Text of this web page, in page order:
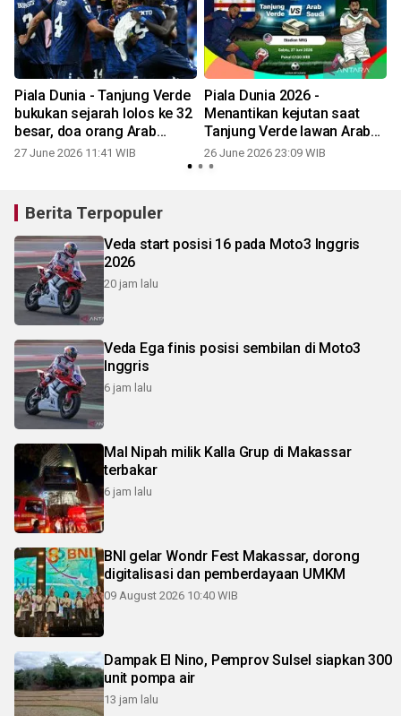
Piala Dunia - Tanjung Verde
bukukan sejarah lolos ke 32
besar, doa orang Arab
belum terkabul
27 June 2026 11:41 WIB
Piala Dunia 2026 -
Menantikan kejutan saat
Tanjung Verde lawan Arab
Saudi
26 June 2026 23:09 WIB
Berita Terpopuler
Veda start posisi 16 pada Moto3 Inggris
2026
20 jam lalu
Veda Ega finis posisi sembilan di Moto3
Inggris
6 jam lalu
Mal Nipah milik Kalla Grup di Makassar
terbakar
6 jam lalu
BNI gelar Wondr Fest Makassar, dorong
digitalisasi dan pemberdayaan UMKM
09 August 2026 10:40 WIB
Dampak El Nino, Pemprov Sulsel siapkan 300
unit pompa air
13 jam lalu